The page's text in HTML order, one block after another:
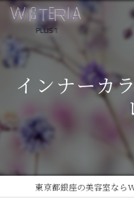
インナーカ